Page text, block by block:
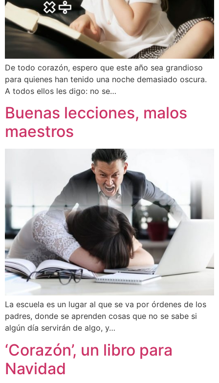
De todo corazón, espero que este año sea grandioso
para quienes han tenido una noche demasiado oscura.
A todos ellos les digo: no se…
Buenas lecciones, malos
maestros
La escuela es un lugar al que se va por órdenes de los
padres, donde se aprenden cosas que no se sabe si
algún día servirán de algo, y…
‘Corazón’, un libro para
Navidad